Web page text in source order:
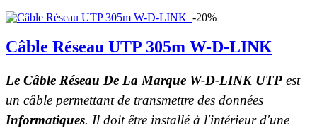
-20%
Câble Réseau UTP 305m W-D-LINK
Le Câble Réseau De La Marque W-D-LINK UTP est
un câble permettant de transmettre des données
Informatiques. Il doit être installé à l'intérieur d'une